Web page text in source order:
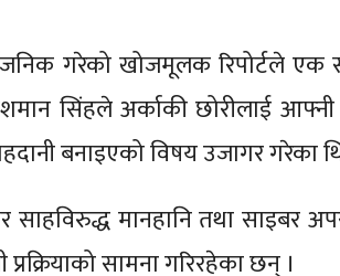
गरेको खोजमूलक रिपोर्टले एक
सिंहले अर्काकी छोरीलाई आफ्नी
बनाइएको विषय उजागर गरेका
मानहानि तथा साइबर
सामना गरिरहेका छन् ।